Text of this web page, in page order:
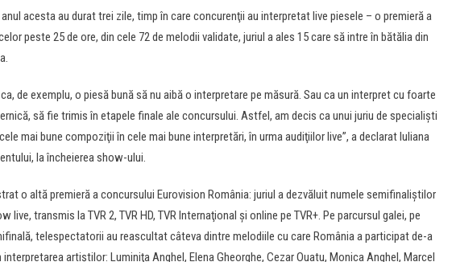
acesta au durat trei zile, timp în care concurenţii au interpretat live piesele – o premieră a
peste 25 de ore, din cele 72 de melodii validate, juriul a ales 15 care să intre în bătălia din
de exemplu, o piesă bună să nu aibă o interpretare pe măsură. Sau ca un interpret cu foarte
să fie trimis în etapele finale ale concursului. Astfel, am decis ca unui juriu de specialişti
mai bune compoziţii în cele mai bune interpretări, în urma audiţiilor live”, a declarat Iuliana
la încheierea show-ului.
o altă premieră a concursului Eurovision România: juriul a dezvăluit numele semifinaliştilor
live, transmis la TVR 2, TVR HD, TVR Internaţional şi online pe TVR+. Pe parcursul galei, pe
telespectatorii au reascultat câteva dintre melodiile cu care România a participat de-a
artiştilor: Luminiţa Anghel, Elena Gheorghe, Cezar Ouatu, Monica Anghel, Marcel